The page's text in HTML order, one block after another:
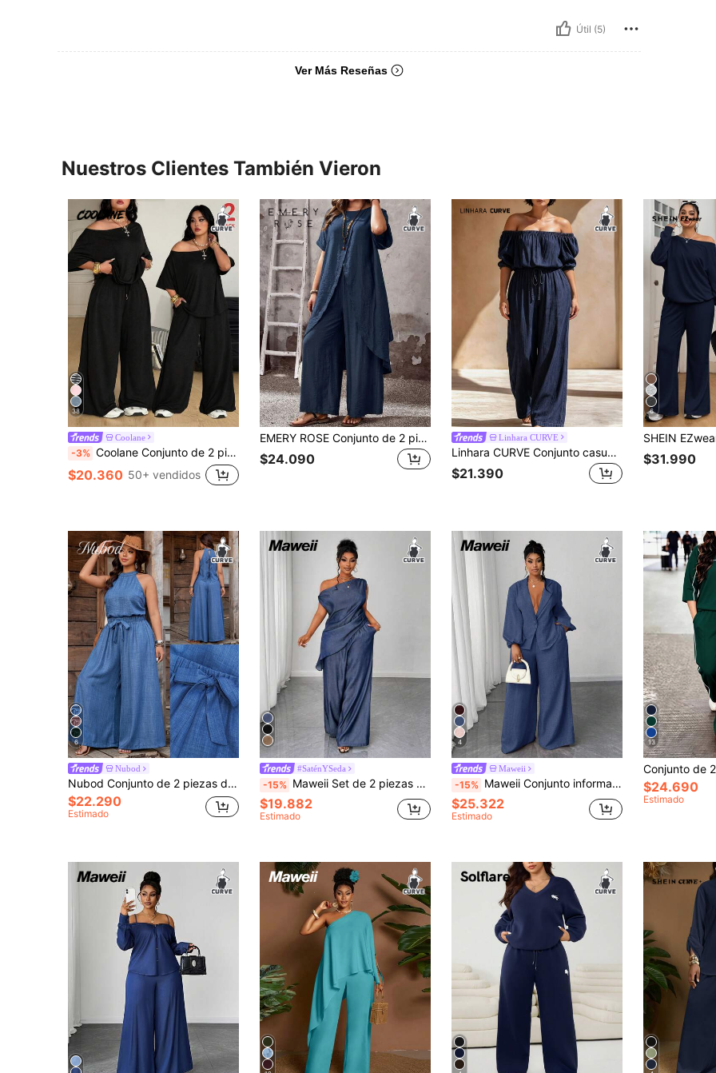
Útil (5)
Ver Más Reseñas
Nuestros Clientes También Vieron
38
Coolane
-3% Coolane Conjunto de 2 piezas para mujer talla grande, estilo minimalista urbano básico casual para primavera/verano, cómodo para deportes al aire libre, camiseta con hombros descubiertos y pantalones de chándal holgados de pierna ancha
$20.360 50+ vendidos
EMERY ROSE Conjunto de 2 piezas para mujer talla grande, top casual de cuello redondo con diseño asimétrico cruzado y bajo desigual & pantalones de pierna recta holgados, adecuado para ropa de verano de estilo bohemio occidental para vacaciones
$24.090
Linhara CURVE
Linhara CURVE Conjunto casual de 2 piezas para mujer talla grande, camisa corta holgada con hombros descubiertos y manga corta, y pantalones largos de cintura alta con cintura elástica y decoración de lazo, cómodo azul marino
$21.390
6
$31.990
6
Nubod
Nubod Conjunto de 2 piezas de top halter con efecto de mezclilla + pantalones de pierna ancha en talla grande
$22.290
Estimado
#SaténYSeda
-15% Maweii Set de 2 piezas para talla grande con top de cuello asimétrico sólido y pantalones sueltos, conjunto de moda de verano
$19.882
Estimado
4
Maweii
-15% Maweii Conjunto informal de 2 piezas de chaqueta con mangas farol y cuello solapa y pantalones de pierna ancha para mujer de talla grande de unicolor
$25.322
Estimado
13
$24.690
Estimado